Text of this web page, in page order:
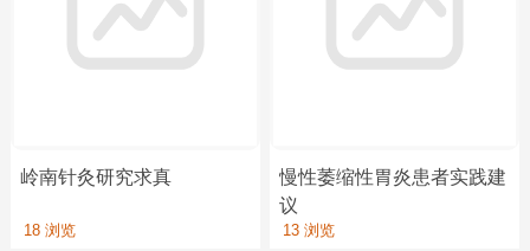
岭南针灸研究求真
18 浏览
慢性萎缩性胃炎患者实践建
议
13 浏览